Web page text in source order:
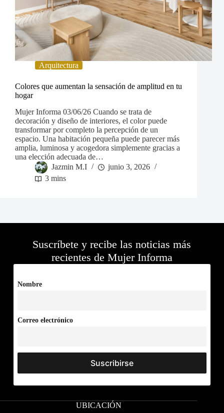
Arquitectura
Colores que aumentan la sensación de amplitud en tu
hogar
Mujer Informa 03/06/26 Cuando se trata de
decoración y diseño de interiores, el color puede
transformar por completo la percepción de un
espacio. Una habitación pequeña puede parecer más
amplia, luminosa y acogedora simplemente gracias a
una elección adecuada de…
Jazmin M.I
junio 3, 2026
3 mins
Suscríbete y recibe las noticias más
recientes de Mujer Informa
Nombre
Correo electrónico
UBICACIÓN